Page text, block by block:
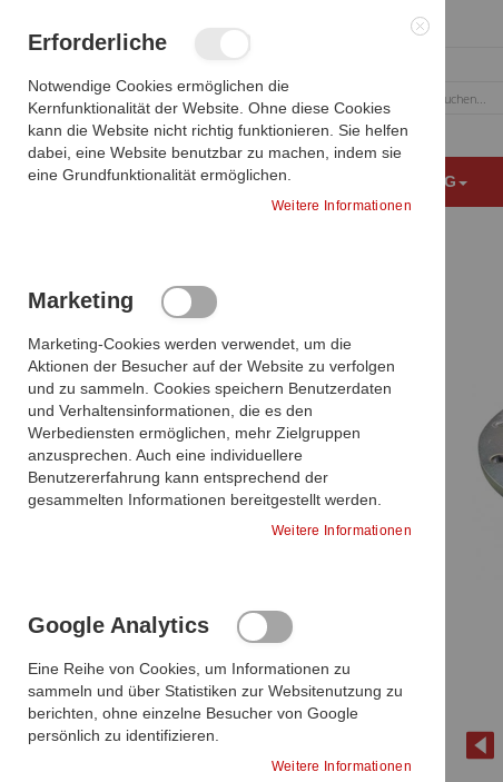
Inhalt
Suche
MEDIZINISCHE BILDGEBUNG OP AUSSTATTUNG
Bildgalerie
springen
Produkte vergleichen
Sie haben keine Artikel zum vergleichen.
Meine Wunschliste
In den Warenkorb
In den Warenkorb
DIESEN
ARTIKEL
ENTFERNEN
Sie haben keine Artikel auf Ihrer
Wunschliste.
Erforderliche
Notwendige Cookies ermöglichen die
Kernfunktionalität der Website. Ohne diese Cookies
kann die Website nicht richtig funktionieren. Sie helfen
dabei, eine Website benutzbar zu machen, indem sie
eine Grundfunktionalität ermöglichen.
Weitere Informationen
Marketing
Marketing-Cookies werden verwendet, um die
Aktionen der Besucher auf der Website zu verfolgen
und zu sammeln. Cookies speichern Benutzerdaten
und Verhaltensinformationen, die es den
Werbediensten ermöglichen, mehr Zielgruppen
anzusprechen. Auch eine individuellere
Benutzererfahrung kann entsprechend der
gesammelten Informationen bereitgestellt werden.
Weitere Informationen
Google Analytics
Eine Reihe von Cookies, um Informationen zu
sammeln und über Statistiken zur Websitenutzung zu
berichten, ohne einzelne Besucher von Google
persönlich zu identifizieren.
Weitere Informationen